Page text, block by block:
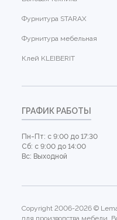
Фурнитура STARAX
Фурнитура мебельная
Клей KLEIBERIT
ГРАФИК РАБОТЫ
Пн-Пт: с 9:00 до 17:30
Сб: с 9:00 до 14:00
Вс: Выходной
Copyright 2006-2026 ©